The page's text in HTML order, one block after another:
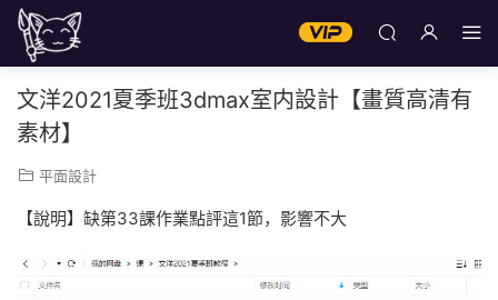
文洋2021夏季班3dmax室内設計【畫質高清有
素材】
平面設計
【說明】缺第33課作業點評這1節，影響不大